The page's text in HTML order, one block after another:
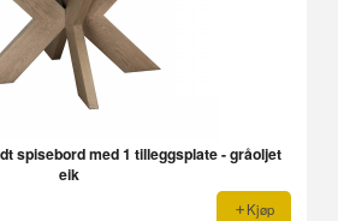
spisebord med 1 tilleggsplate - gråoljet
eik
Kjøp